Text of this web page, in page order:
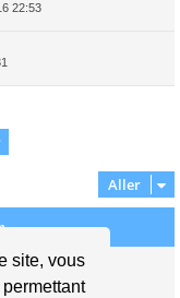
site, vous
22:53
Aller
forum